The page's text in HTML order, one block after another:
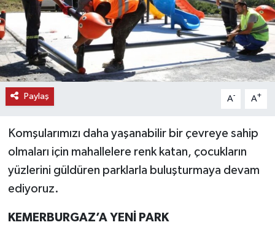
Paylaş A- A+
Komşularımızı daha yaşanabilir bir çevreye sahip
olmaları için mahallelere renk katan, çocukların
yüzlerini güldüren parklarla buluşturmaya devam
ediyoruz.
KEMERBURGAZ’A YENİ PARK
SPOR
TEKNOLOJİ
TİCARET
YAŞAM